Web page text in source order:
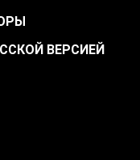
ВЕРСИЕЙ